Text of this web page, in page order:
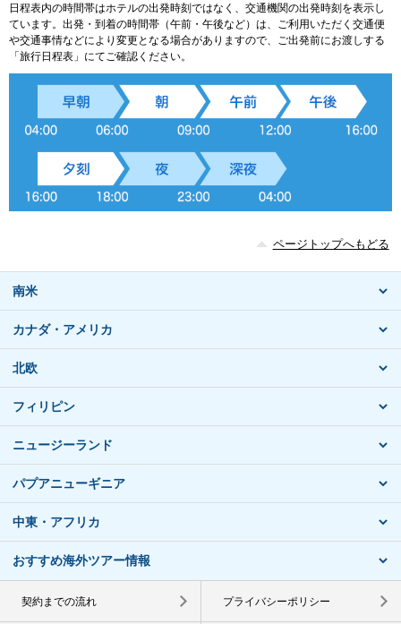
日程表内の時間帯はホテルの出発時刻ではなく、交通機関の出発時刻を表示し
ています。出発・到着の時間帯（午前・午後など）は、ご利用いただく交通便
や交通事情などにより変更となる場合がありますので、ご出発前にお渡しする
「旅行日程表」にてご確認ください。
ページトップへもどる
南米
カナダ・アメリカ
北欧
フィリピン
ニュージーランド
パプアニューギニア
中東・アフリカ
おすすめ海外ツアー情報
契約までの流れ プライバシーポリシー